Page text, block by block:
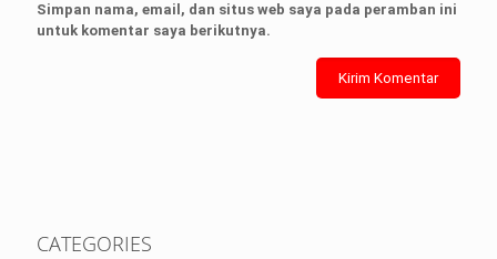
Simpan nama, email, dan situs web saya pada peramban ini
untuk komentar saya berikutnya.
CATEGORIES